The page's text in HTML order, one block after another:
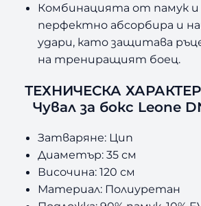
Комбинацията от памук и
перфектно абсорбира и
удари, като защитава
на трениращият боец.
ТЕХНИЧЕСКА
Чувал за бокс Leone
Затваряне: Цип
Диаметър: 35 см
Височина: 120 см
Материал: Полиуретан